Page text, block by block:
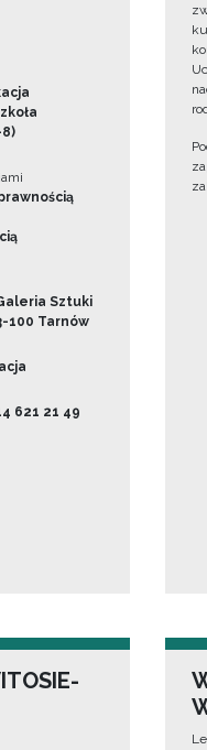
Sztuki
100 Tarnów
621 21 49